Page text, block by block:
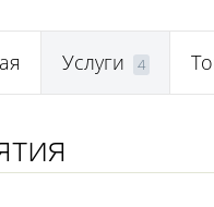
Услуги 4